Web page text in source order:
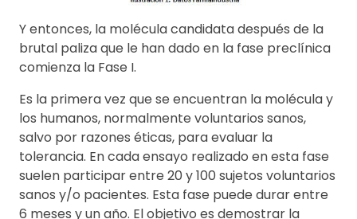
Y entonces, la molécula candidata después de la
brutal paliza que le han dado en la fase preclínica
comienza la Fase I.
Es la primera vez que se encuentran la molécula y
los humanos, normalmente voluntarios sanos,
salvo por razones éticas, para evaluar la
tolerancia. En cada ensayo realizado en esta fase
suelen participar entre 20 y 100 sujetos voluntarios
sanos y/o pacientes. Esta fase puede durar entre
6 meses y un año. El objetivo es demostrar la